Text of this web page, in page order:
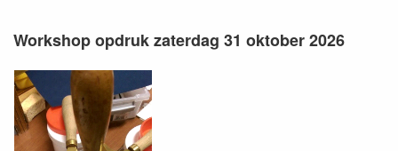
Workshop opdruk zaterdag 31 oktober 2026